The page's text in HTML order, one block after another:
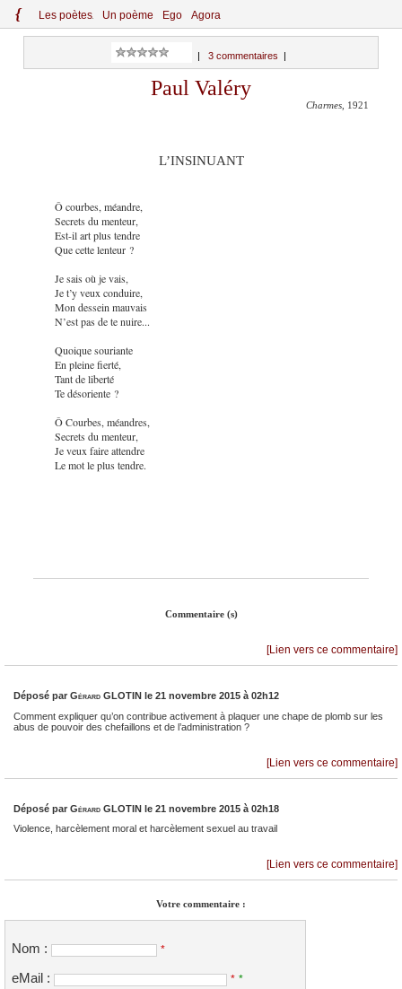
{ Les poètes Un poème Ego Agora
3 commentaires
Paul Valéry
Charmes , 1921
L’INSINUANT
Ô courbes, méandre,
Secrets du menteur,
Est-il art plus tendre
Que cette lenteur ?
Je sais où je vais,
Je t’y veux conduire,
Mon dessein mauvais
N’est pas de te nuire...
Quoique souriante
En pleine fierté,
Tant de liberté
Te désoriente ?
Ô Courbes, méandres,
Secrets du menteur,
Je veux faire attendre
Le mot le plus tendre.
Commentaire (s)
[Lien vers ce commentaire]
Déposé par Gérard GLOTIN le 21 novembre 2015 à 02h12
Comment expliquer qu’on contribue activement à plaquer une chape de plomb sur les
abus de pouvoir des chefaillons et de l’administration ?
[Lien vers ce commentaire]
Déposé par Gérard GLOTIN le 21 novembre 2015 à 02h18
Violence, harcèlement moral et harcèlement sexuel au travail
[Lien vers ce commentaire]
Votre commentaire :
Nom : *
eMail : * *